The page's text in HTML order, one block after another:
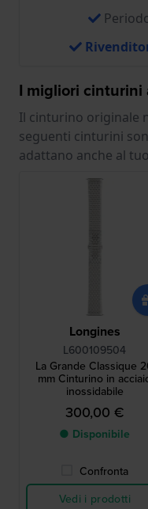
I migliori
Il cinturino originale
seguenti cinturini
adattano anche al
Longines
L600109504
La Grande Classique
mm Cinturino in
inossidabile
300,00 €
● Disponibile
Confronta
Vedi i prodotti